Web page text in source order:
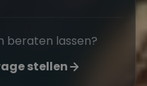
beraten lassen?
stellen